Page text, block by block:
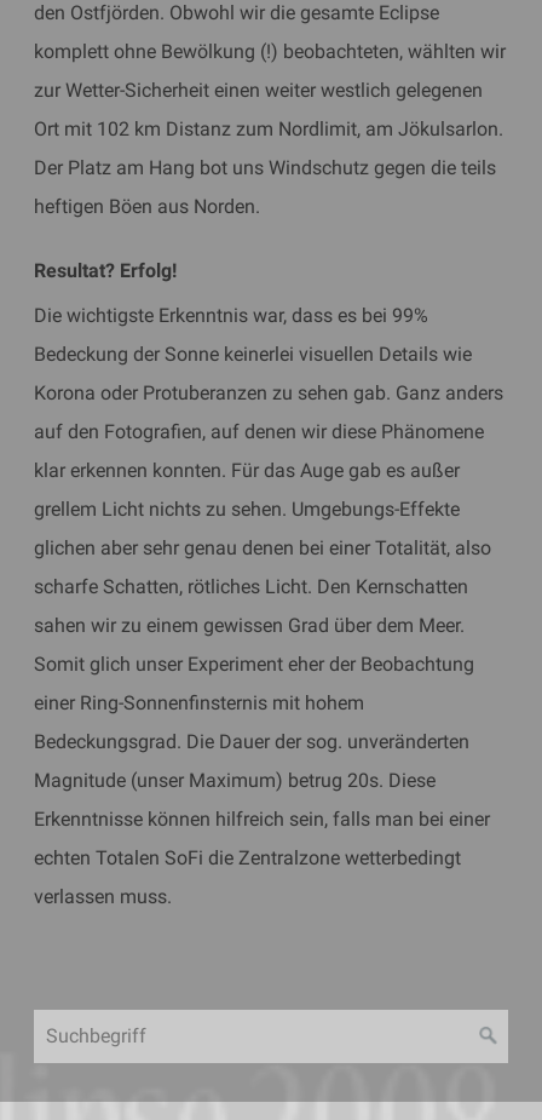
den Ostfjörden. Obwohl wir die gesamte Eclipse
komplett ohne Bewölkung (!) beobachteten, wählten wir
zur Wetter-Sicherheit einen weiter westlich gelegenen
Ort mit 102 km Distanz zum Nordlimit, am Jökulsarlon.
Der Platz am Hang bot uns Windschutz gegen die teils
heftigen Böen aus Norden.
​Resultat? Erfolg!
Die wichtigste Erkenntnis war, dass es bei 99%
Bedeckung der Sonne keinerlei visuellen Details wie
Korona oder Protuberanzen zu sehen gab. Ganz anders
auf den Fotografien, auf denen wir diese Phänomene
klar erkennen konnten. Für das Auge gab es außer
grellem Licht nichts zu sehen. Umgebungs-Effekte
glichen aber sehr genau denen bei einer Totalität, also
scharfe Schatten, rötliches Licht. Den Kernschatten
sahen wir zu einem gewissen Grad über dem Meer.
Somit glich unser Experiment eher der Beobachtung
einer Ring-Sonnenfinsternis mit hohem
Bedeckungsgrad. Die Dauer der sog. unveränderten
Magnitude (unser Maximum) betrug 20s. Diese
Erkenntnisse können hilfreich sein, falls man bei einer
echten Totalen SoFi die Zentralzone wetterbedingt
verlassen muss.